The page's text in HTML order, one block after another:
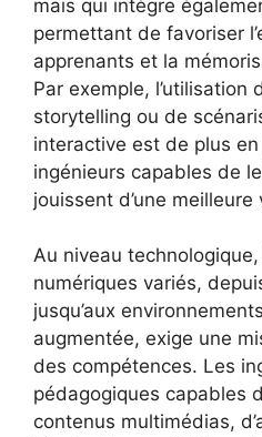
mais qui intègre
permettant de favoriser
apprenants et la
Par exemple, l’utilisation
storytelling ou de
interactive est de plus
ingénieurs capables de
jouissent d’une
Au niveau technologique,
numériques variés,
jusqu’aux
augmentée, exige une
des compétences. Les
pédagogiques capables
contenus multimédias,